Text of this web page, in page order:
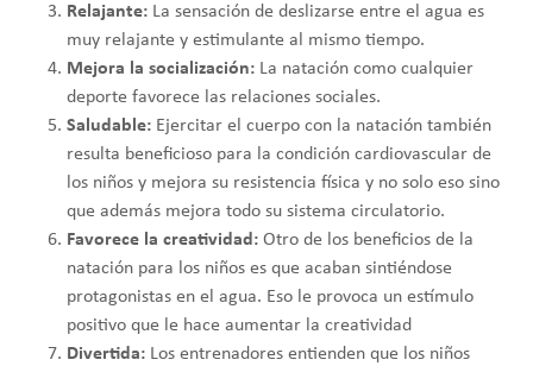
Relajante: La sensación de deslizarse entre el agua es
muy relajante y estimulante al mismo tiempo.
Mejora la socialización: La natación como cualquier
deporte favorece las relaciones sociales.
Saludable: Ejercitar el cuerpo con la natación también
resulta beneficioso para la condición cardiovascular de
los niños y mejora su resistencia física y no solo eso sino
que además mejora todo su sistema circulatorio.
Favorece la creatividad: Otro de los beneficios de la
natación para los niños es que acaban sintiéndose
protagonistas en el agua. Eso le provoca un estímulo
positivo que le hace aumentar la creatividad
Divertida: Los entrenadores entienden que los niños